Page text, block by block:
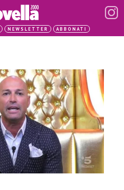
NEWSLETTER ABBONATI